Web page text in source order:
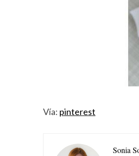
Vía: pinterest
Sonia